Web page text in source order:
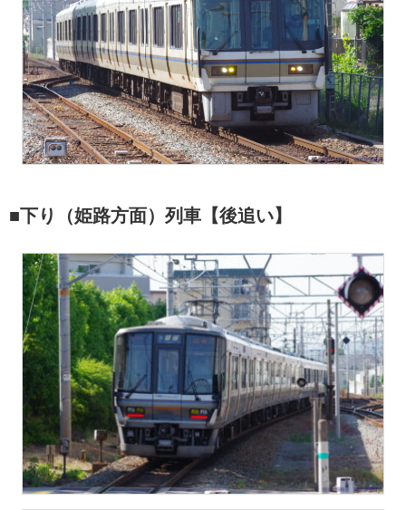
■下り（姫路方面）列車【後追い】